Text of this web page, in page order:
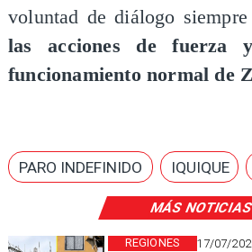
MÁS NOTICIAS
17/07/
REGIONES
voluntad de diálogo
las acciones de fuerza
funcionamiento normal de
PARO INDEFINIDO IQUIQUE